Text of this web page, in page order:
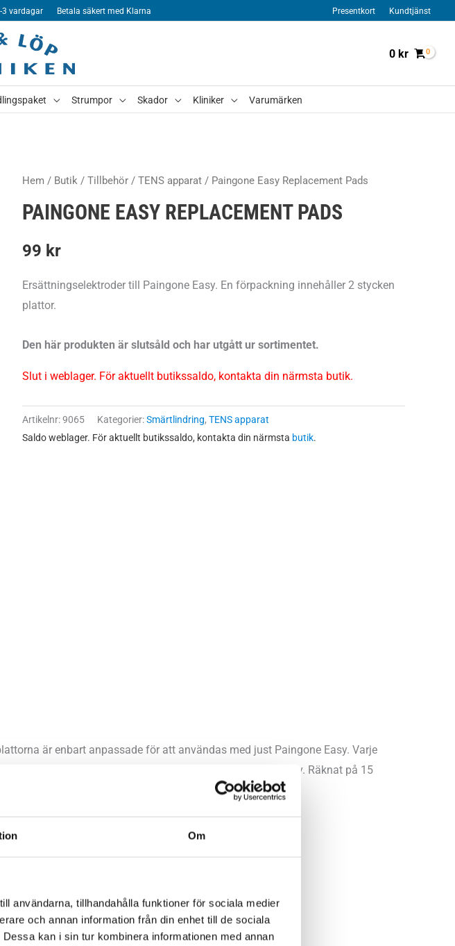
Om
användarna, tillhandahålla funktioner för sociala medier
och annan information från din enhet till de sociala
kan i sin tur kombinera informationen med annan
3 vardagar Betala säkert med Klarna Presentkort Kundtjänst
0 kr
Strumpor Skador Kliniker Varumärken
Hem / Butik / Tillbehör / TENS apparat / Paingone Easy Replacement Pads
PAINGONE EASY REPLACEMENT PADS
99 kr
Ersättningselektroder till Paingone Easy. En förpackning innehåller 2 stycken
plattor.
Den här produkten är slutsåld och har utgått ur sortimentet.
Slut i weblager. För aktuellt butikssaldo, kontakta din närmsta butik.
Artikelnr:9065 Kategorier:Smärtlindring, TENS apparat
Saldo weblager. För aktuellt butikssaldo, kontakta din närmsta butik.
är enbart anpassade för att användas med just Paingone Easy. Varje
tre månaders användning av Paingone Easy. Räknat på 15